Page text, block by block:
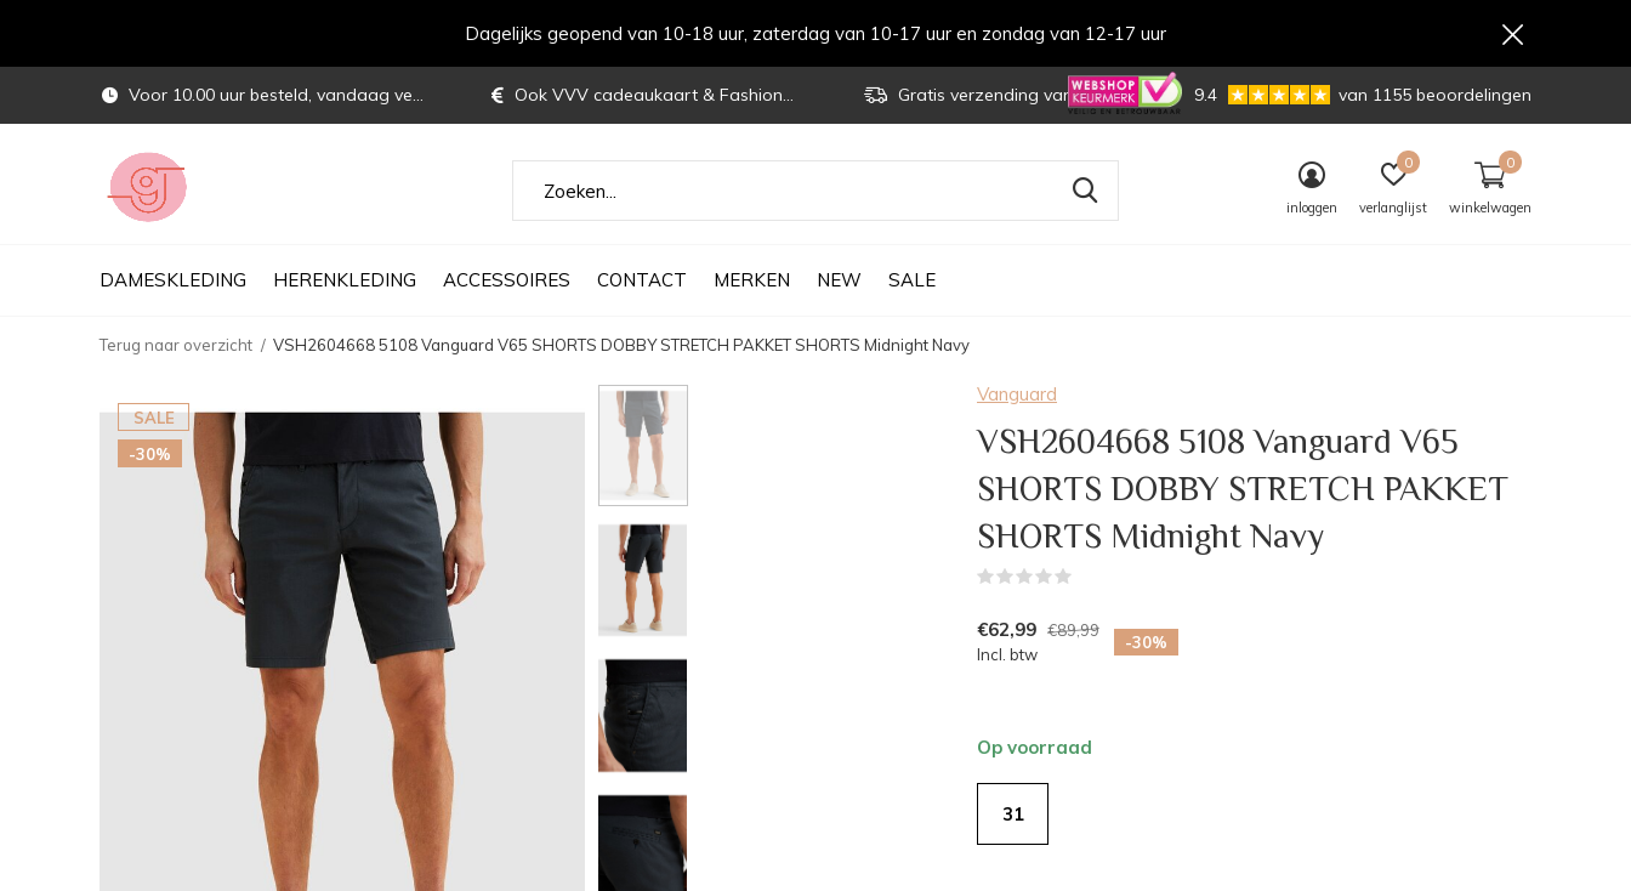
DAMESKLEDING HERENKLEDING ACCESSOIRES CONTACT MERKEN NEW SALE
inloggen verlanglijst
0
winkelwagen
0
Voor 10.00 uur besteld, vandaag verstuurd Ook VVV cadeaukaart & Fashioncheque Gratis verzending vanaf € 70,- 9.4 van 1155 beoordelingen
Dagelijks geopend van 10-18 uur, zaterdag van 10-17 uur en zondag van 12-17 uur
Terug naar overzicht VSH2604668 5108 Vanguard V65 SHORTS DOBBY STRETCH PAKKET SHORTS Midnight Navy
SALE
-30%
Vanguard
VSH2604668 5108 Vanguard V65
SHORTS DOBBY STRETCH PAKKET
SHORTS Midnight Navy
€62,99 €89,99
Incl. btw
-30%
Op voorraad
31